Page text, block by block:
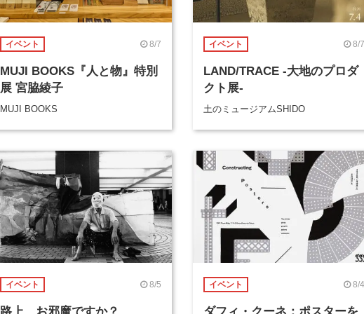
イベント 8/7
MUJI BOOKS『人と物』特別
展 宮脇綾子
MUJI BOOKS
イベント 8/7
LAND/TRACE -大地のプロダ
クト展-
土のミュージアムSHIDO
イベント 8/5 イベント 8/4